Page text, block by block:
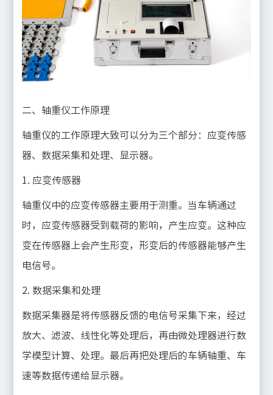
二、轴重仪工作原理
轴重仪的工作原理大致可以分为三个部分：应变传感
器、数据采集和处理、显示器。
1. 应变传感器
轴重仪中的应变传感器主要用于测重。当车辆通过
时，应变传感器受到载荷的影响，产生应变。这种应
变在传感器上会产生形变，形变后的传感器能够产生
电信号。
2. 数据采集和处理
数据采集器是将传感器反馈的电信号采集下来，经过
放大、滤波、线性化等处理后，再由微处理器进行数
学模型计算、处理。最后再把处理后的车辆轴重、车
速等数据传递给显示器。